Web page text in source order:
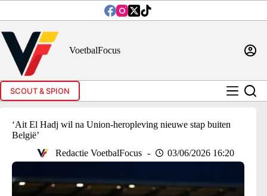
inhoud
VoetbalFocus
SCOUT & SPION
‘Ait El Hadj wil na Union-heropleving nieuwe stap buiten
België’
Redactie VoetbalFocus
03/06/2026 16:20